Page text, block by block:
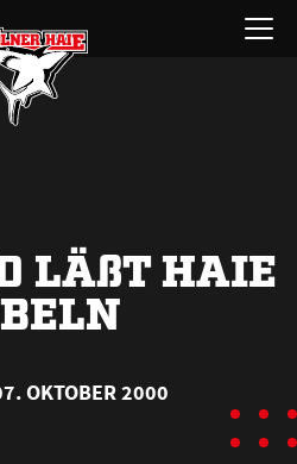
Menü
öffnen
LÄßT HAIE
OKTOBER 2000